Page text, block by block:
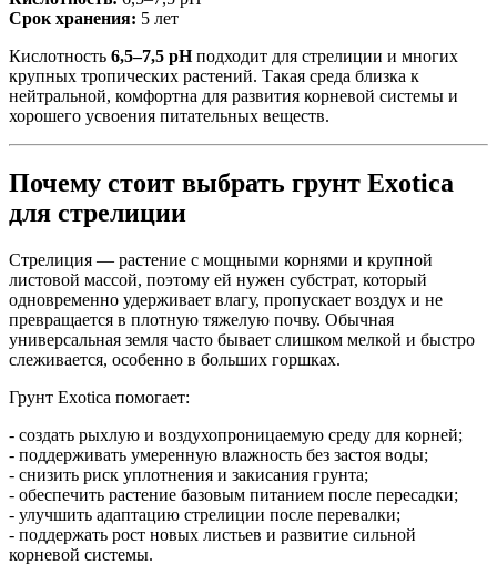
Срок хранения: 5 лет
Кислотность 6,5–7,5 pHподходит для стрелиции и многих
крупных тропических растений. Такая среда близка к
нейтральной, комфортна для развития корневой системы и
хорошего усвоения питательных веществ.
Почему стоит выбрать грунт Exotica
для стрелиции
Стрелиция — растение с мощными корнями и крупной
листовой массой, поэтому ей нужен субстрат, который
одновременно удерживает влагу, пропускает воздух и не
превращается в плотную тяжелую почву. Обычная
универсальная земля часто бывает слишком мелкой и быстро
слеживается, особенно в больших горшках.
Грунт Exotica помогает:
- создать рыхлую и воздухопроницаемую среду для корней;
- поддерживать умеренную влажность без застоя воды;
- снизить риск уплотнения и закисания грунта;
- обеспечить растение базовым питанием после пересадки;
- улучшить адаптацию стрелиции после перевалки;
- поддержать рост новых листьев и развитие сильной
корневой системы.